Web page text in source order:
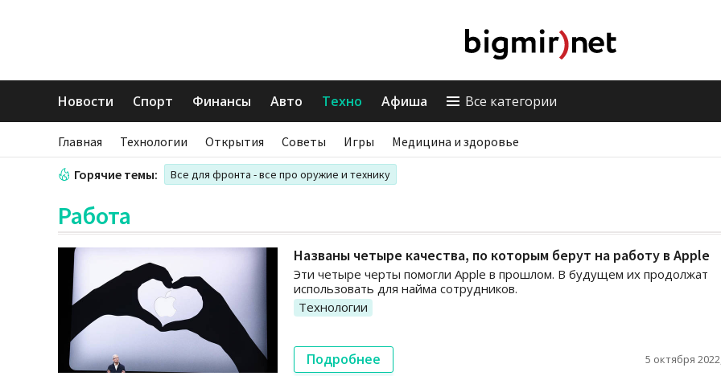
Новости Спорт Финансы Авто Техно Афиша Все категории
Главная Технологии Открытия Советы Игры Медицина и здоровье
Горячие темы: Все для фронта - все про оружие и технику
Работа
Названы четыре качества, по которым берут на работу в Apple
Эти четыре черты помогли Apple в прошлом. В будущем их продолжат
использовать для найма сотрудников.
Технологии
Подробнее 5 октября